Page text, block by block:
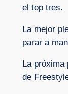
el top tres.
La mejor
parar a
La próxima
de